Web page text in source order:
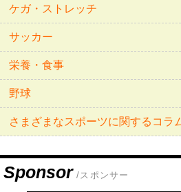
ケガ・ストレッチ
サッカー
栄養・食事
野球
さまざまなスポーツに関するコラ
Sponsor /スポンサー